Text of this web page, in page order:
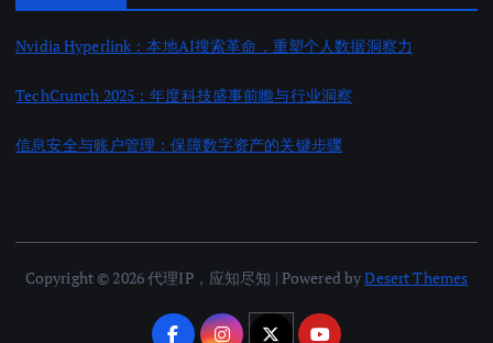
Nvidia Hyperlink：本地AI搜索革命，重塑个人数据洞察力
TechCrunch 2025：年度科技盛事前瞻与行业洞察
信息安全与账户管理：保障数字资产的关键步骤
Copyright © 2026 代理IP，应知尽知 | Powered byDesert Themes